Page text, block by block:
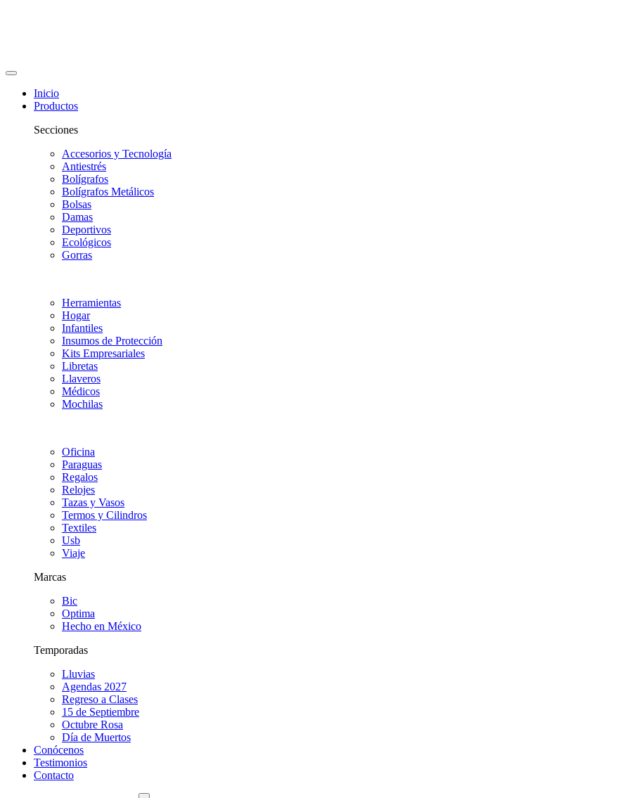
Inicio
Productos
Secciones
Accesorios y Tecnología
Antiestrés
Bolígrafos
Bolígrafos Metálicos
Bolsas
Damas
Deportivos
Ecológicos
Gorras
Herramientas
Hogar
Infantiles
Insumos de Protección
Kits Empresariales
Libretas
Llaveros
Médicos
Mochilas
Oficina
Paraguas
Regalos
Relojes
Tazas y Vasos
Termos y Cilindros
Textiles
Usb
Viaje
Marcas
Bic
Optima
Hecho en México
Temporadas
Lluvias
Agendas 2027
Regreso a Clases
15 de Septiembre
Octubre Rosa
Día de Muertos
Conócenos
Testimonios
Contacto